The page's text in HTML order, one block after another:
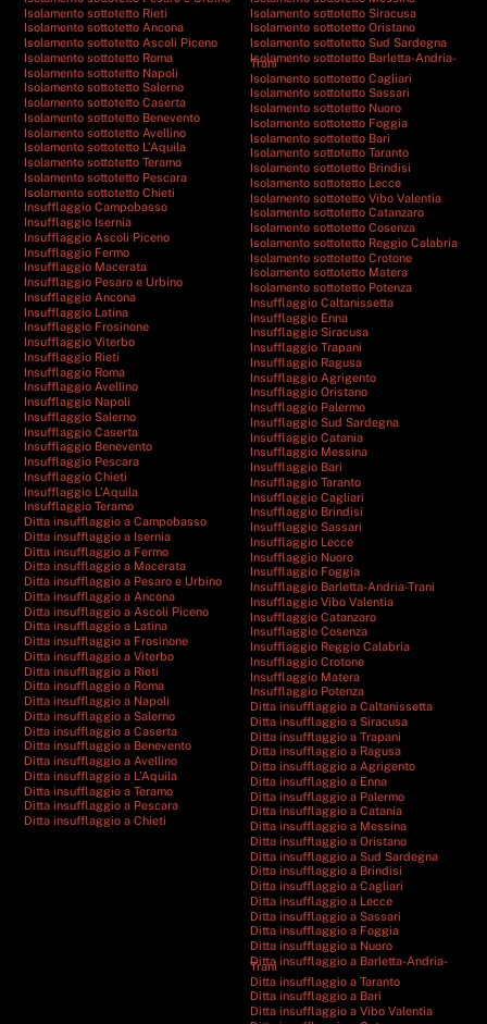
Isolamento sottotetto Rieti
Isolamento sottotetto Ancona
Isolamento sottotetto Ascoli Piceno
Isolamento sottotetto Roma
Isolamento sottotetto Napoli
Isolamento sottotetto Salerno
Isolamento sottotetto Caserta
Isolamento sottotetto Benevento
Isolamento sottotetto Avellino
Isolamento sottotetto L’Aquila
Isolamento sottotetto Teramo
Isolamento sottotetto Pescara
Isolamento sottotetto Chieti
Insufflaggio Campobasso
Insufflaggio Isernia
Insufflaggio Ascoli Piceno
Insufflaggio Fermo
Insufflaggio Macerata
Insufflaggio Pesaro e Urbino
Insufflaggio Ancona
Insufflaggio Latina
Insufflaggio Frosinone
Insufflaggio Viterbo
Insufflaggio Rieti
Insufflaggio Roma
Insufflaggio Avellino
Insufflaggio Napoli
Insufflaggio Salerno
Insufflaggio Caserta
Insufflaggio Benevento
Insufflaggio Pescara
Insufflaggio Chieti
Insufflaggio L’Aquila
Insufflaggio Teramo
Ditta insufflaggio a Campobasso
Ditta insufflaggio a Isernia
Ditta insufflaggio a Fermo
Ditta insufflaggio a Macerata
Ditta insufflaggio a Pesaro e Urbino
Ditta insufflaggio a Ancona
Ditta insufflaggio a Ascoli Piceno
Ditta insufflaggio a Latina
Ditta insufflaggio a Frosinone
Ditta insufflaggio a Viterbo
Ditta insufflaggio a Rieti
Ditta insufflaggio a Roma
Ditta insufflaggio a Napoli
Ditta insufflaggio a Salerno
Ditta insufflaggio a Caserta
Ditta insufflaggio a Benevento
Ditta insufflaggio a Avellino
Ditta insufflaggio a L’Aquila
Ditta insufflaggio a Teramo
Ditta insufflaggio a Pescara
Ditta insufflaggio a Chieti
Isolamento sottotetto Siracusa
Isolamento sottotetto Oristano
Isolamento sottotetto Sud Sardegna
Isolamento sottotetto Barletta-Andria-
Trani
Isolamento sottotetto Cagliari
Isolamento sottotetto Sassari
Isolamento sottotetto Nuoro
Isolamento sottotetto Foggia
Isolamento sottotetto Bari
Isolamento sottotetto Taranto
Isolamento sottotetto Brindisi
Isolamento sottotetto Lecce
Isolamento sottotetto Vibo Valentia
Isolamento sottotetto Catanzaro
Isolamento sottotetto Cosenza
Isolamento sottotetto Reggio Calabria
Isolamento sottotetto Crotone
Isolamento sottotetto Matera
Isolamento sottotetto Potenza
Insufflaggio Caltanissetta
Insufflaggio Enna
Insufflaggio Siracusa
Insufflaggio Trapani
Insufflaggio Ragusa
Insufflaggio Agrigento
Insufflaggio Oristano
Insufflaggio Palermo
Insufflaggio Sud Sardegna
Insufflaggio Catania
Insufflaggio Messina
Insufflaggio Bari
Insufflaggio Taranto
Insufflaggio Cagliari
Insufflaggio Brindisi
Insufflaggio Sassari
Insufflaggio Lecce
Insufflaggio Nuoro
Insufflaggio Foggia
Insufflaggio Barletta-Andria-Trani
Insufflaggio Vibo Valentia
Insufflaggio Catanzaro
Insufflaggio Cosenza
Insufflaggio Reggio Calabria
Insufflaggio Crotone
Insufflaggio Matera
Insufflaggio Potenza
Ditta insufflaggio a Caltanissetta
Ditta insufflaggio a Siracusa
Ditta insufflaggio a Trapani
Ditta insufflaggio a Ragusa
Ditta insufflaggio a Agrigento
Ditta insufflaggio a Enna
Ditta insufflaggio a Palermo
Ditta insufflaggio a Catania
Ditta insufflaggio a Messina
Ditta insufflaggio a Oristano
Ditta insufflaggio a Sud Sardegna
Ditta insufflaggio a Brindisi
Ditta insufflaggio a Cagliari
Ditta insufflaggio a Lecce
Ditta insufflaggio a Sassari
Ditta insufflaggio a Foggia
Ditta insufflaggio a Nuoro
Ditta insufflaggio a Barletta-Andria-
Trani
Ditta insufflaggio a Taranto
Ditta insufflaggio a Bari
Ditta insufflaggio a Vibo Valentia